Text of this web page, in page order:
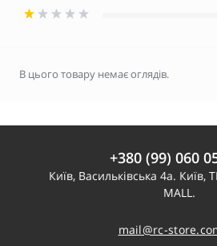
В цього товару немає оглядів.
+380 (99) 060
Київ, Васильківська 4а. Київ,
MALL.
mail@rc-